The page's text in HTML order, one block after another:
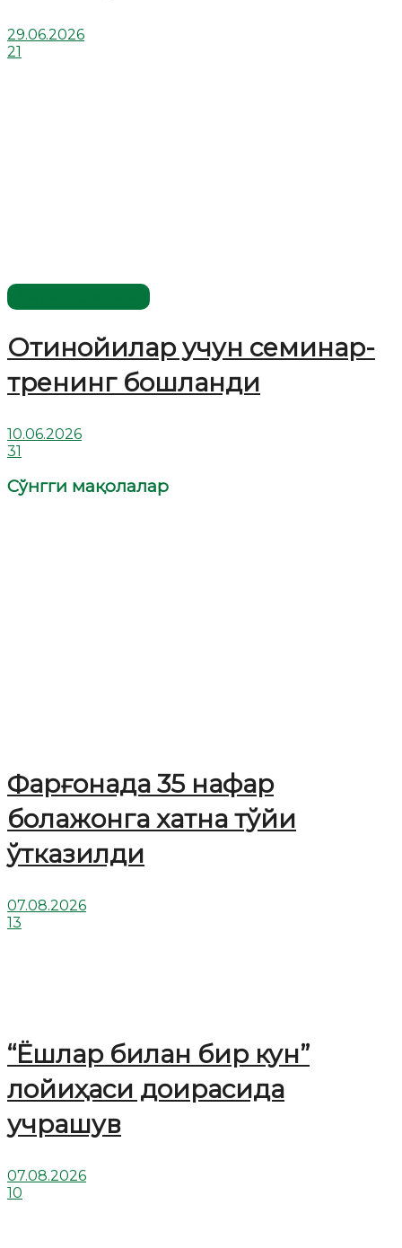
29.06.2026
21
Отинойилар учун семинар-
тренинг бошланди
10.06.2026
31
Сўнгги мақолалар
Фарғонада 35 нафар
болажонга хатна тўйи
ўтказилди
07.08.2026
13
“Ёшлар билан бир кун”
лойиҳаси доирасида
учрашув
07.08.2026
10